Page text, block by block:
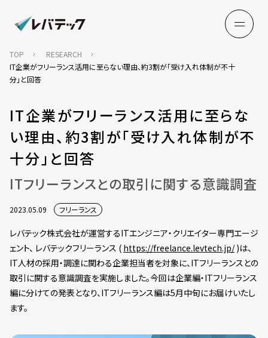
TOP
RESEARCH
IT企業がフリーランス活用に至らない理由、約3割が「受け入れ体制が不十
分」と回答
IT企業がフリーランス活用に至らな
い理由、約3割が「受け入れ体制が不
十分」と回答
ITフリーランスとの取引に関する意識調査
2023.05.09 フリーランス
レバテック株式会社が運営するITエンジニア・クリエイター専門エージ
ェント、 レバテックフリーランス ( https://freelance.levtech.jp/)は、
IT人材の採用・調達に関わる企業担当者を対象に、ITフリーランスとの
取引に関する意識調査を実施しました。今回は企業編・ITフリーランス
編に分けての発表となり、ITフリーランス編は5月中旬にお届けいたし
ます。